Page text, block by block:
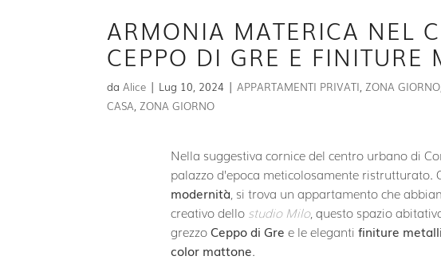
ARMONIA MATERICA NEL
CEPPO DI GRE E FINITURE
daAlice | Lug 10, 2024 |APPARTAMENTI PRIVATI,ZONA GIORNO
CASA,ZONA GIORNO
Nella suggestiva cornice del centro urbano di
palazzo d’epoca meticolosamente
modernità , si trova un appartamento che
creativo dello studio Milo, questo spazio
grezzoCeppo di Gre e le elegantifiniture
color mattone.